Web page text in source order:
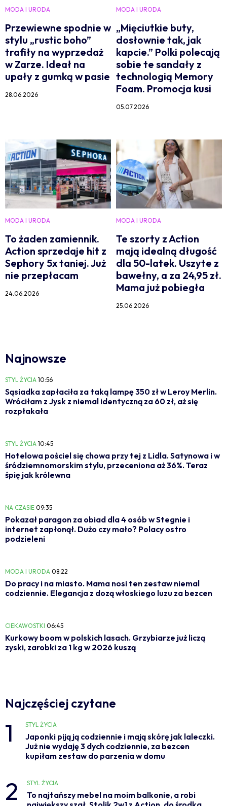
MODA I URODA
Przewiewne spodnie w
stylu „rustic boho”
trafiły na wyprzedaż
w Zarze. Ideał na
upały z gumką w pasie
28.06.2026
MODA I URODA
„Mięciutkie buty,
dosłownie tak, jak
kapcie.” Polki polecają
sobie te sandały z
technologią Memory
Foam. Promocja kusi
05.07.2026
MODA I URODA
To żaden zamiennik.
Action sprzedaje hit z
Sephory 5x taniej. Już
nie przepłacam
24.06.2026
MODA I URODA
Te szorty z Action
mają idealną długość
dla 50-latek. Uszyte z
bawełny, a za 24,95 zł.
Mama już pobiegła
25.06.2026
Najnowsze
STYL ŻYCIA 10:56
Sąsiadka zapłaciła za taką lampę 350 zł w Leroy Merlin.
Wróciłam z Jysk z niemal identyczną za 60 zł, aż się
rozpłakała
STYL ŻYCIA 10:45
Hotelowa pościel się chowa przy tej z Lidla. Satynowa i w
śródziemnomorskim stylu, przeceniona aż 36%. Teraz
śpię jak królewna
NA CZASIE 09:35
Pokazał paragon za obiad dla 4 osób w Stegnie i
internet zapłonął. Dużo czy mało? Polacy ostro
podzieleni
MODA I URODA 08:22
Do pracy i na miasto. Mama nosi ten zestaw niemal
codziennie. Elegancja z dozą włoskiego luzu za bezcen
CIEKAWOSTKI 06:45
Kurkowy boom w polskich lasach. Grzybiarze już liczą
zyski, zarobki za 1 kg w 2026 kuszą
Najczęściej czytane
1 STYL ŻYCIA
Japonki piją ją codziennie i mają skórę jak laleczki.
Już nie wydaję 3 dych codziennie, za bezcen
kupiłam zestaw do parzenia w domu
2 STYL ŻYCIA
To najtańszy mebel na moim balkonie, a robi